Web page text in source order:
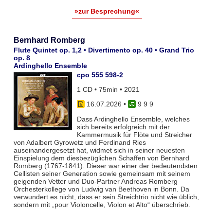
»zur Besprechung«
Bernhard Romberg
Flute Quintet op. 1,2 • Divertimento op. 40 • Grand Trio
op. 8
Ardinghello Ensemble
cpo 555 598-2
1 CD • 75min • 2021
16.07.2026 •
9 9 9
Dass Ardinghello Ensemble, welches
sich bereits erfolgreich mit der
Kammermusik für Flöte und Streicher
von Adalbert Gyrowetz und Ferdinand Ries
auseinandergesetzt hat, widmet sich in seiner neuesten
Einspielung dem diesbezüglichen Schaffen von Bernhard
Romberg (1767-1841). Dieser war einer der bedeutendsten
Cellisten seiner Generation sowie gemeinsam mit seinem
geigenden Vetter und Duo-Partner Andreas Romberg
Orchesterkollege von Ludwig van Beethoven in Bonn. Da
verwundert es nicht, dass er sein Streichtrio nicht wie üblich,
sondern mit „pour Violoncelle, Violon et Alto“ überschrieb.